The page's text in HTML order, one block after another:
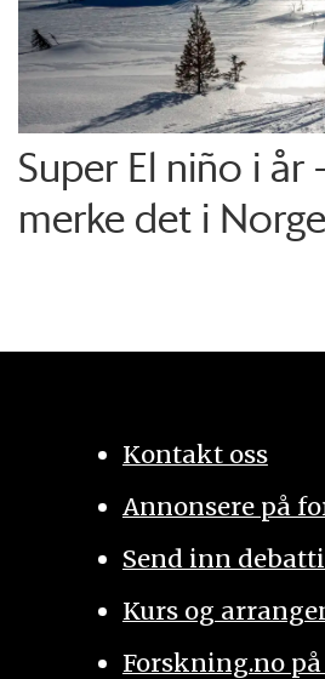
Super El niño i år
merke det i
Kontakt oss
Annonsere på
Send inn
Kurs og
Forskning.no